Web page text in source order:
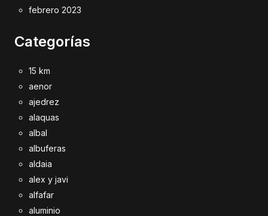
febrero 2023
Categorías
15 km
aenor
ajedrez
alaquas
albal
albuferas
aldaia
alex y javi
alfafar
aluminio